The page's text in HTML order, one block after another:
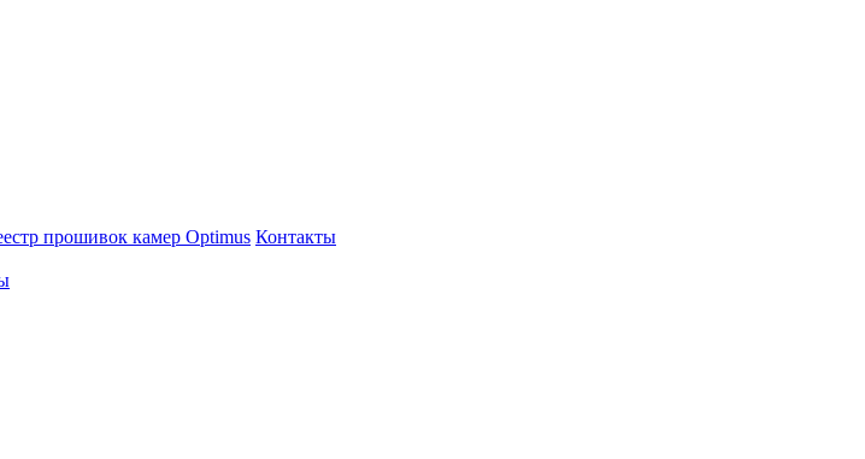
прошивок камер Optimus Контакты